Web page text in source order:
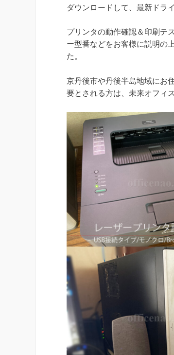
ダウンロードして、最新ドラ
プリンタの動作確認＆印刷テ
ー型番などをお客様に説明の
た。
京丹後市や丹後半島地域にお
要とされる方は、未来オフィ